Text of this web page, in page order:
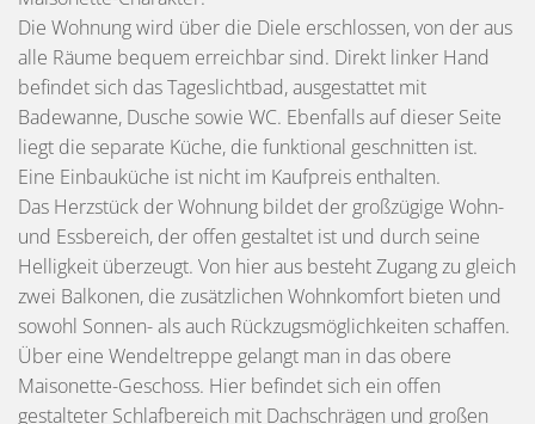
Die Wohnung wird über die Diele erschlossen, von der aus
alle Räume bequem erreichbar sind. Direkt linker Hand
befindet sich das Tageslichtbad, ausgestattet mit
Badewanne, Dusche sowie WC. Ebenfalls auf dieser Seite
liegt die separate Küche, die funktional geschnitten ist.
Eine Einbauküche ist nicht im Kaufpreis enthalten.
Das Herzstück der Wohnung bildet der großzügige Wohn-
und Essbereich, der offen gestaltet ist und durch seine
Helligkeit überzeugt. Von hier aus besteht Zugang zu gleich
zwei Balkonen, die zusätzlichen Wohnkomfort bieten und
sowohl Sonnen- als auch Rückzugsmöglichkeiten schaffen.
Über eine Wendeltreppe gelangt man in das obere
Maisonette-Geschoss. Hier befindet sich ein offen
gestalteter Schlafbereich mit Dachschrägen und großen